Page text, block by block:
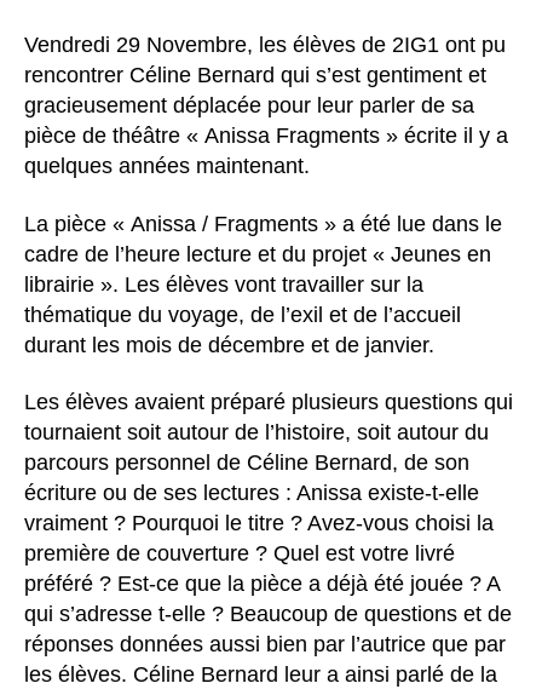
Vendredi 29 Novembre, les élèves de 2IG1 ont pu
rencontrer Céline Bernard qui s’est gentiment et
gracieusement déplacée pour leur parler de sa
pièce de théâtre « Anissa Fragments » écrite il y a
quelques années maintenant.
La pièce « Anissa / Fragments » a été lue dans le
cadre de l’heure lecture et du projet « Jeunes en
librairie ». Les élèves vont travailler sur la
thématique du voyage, de l’exil et de l’accueil
durant les mois de décembre et de janvier.
Les élèves avaient préparé plusieurs questions qui
tournaient soit autour de l’histoire, soit autour du
parcours personnel de Céline Bernard, de son
écriture ou de ses lectures : Anissa existe-t-elle
vraiment ? Pourquoi le titre ? Avez-vous choisi la
première de couverture ? Quel est votre livré
préféré ? Est-ce que la pièce a déjà été jouée ? A
qui s’adresse t-elle ? Beaucoup de questions et de
réponses données aussi bien par l’autrice que par
les élèves. Céline Bernard leur a ainsi parlé de la